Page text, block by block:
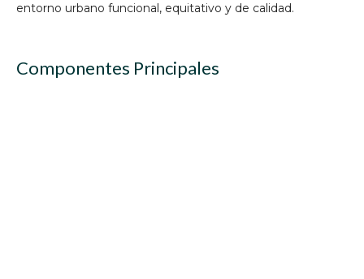
entorno urbano funcional, equitativo y de calidad.
Componentes Principales